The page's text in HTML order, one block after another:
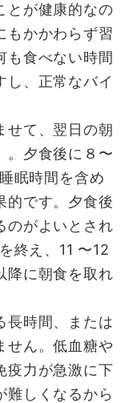
とが健康的なの
もかかわらず習
も食べない時間
し、正常なバイ
せて、翌日の朝
。夕食後に８〜
眠時間を含め
的です。夕食後
のがよいとされ
終え、11 〜12
降に朝食を取れ
長時間、または
せん。低血糖や
疫力が急激に下
難しくなるから